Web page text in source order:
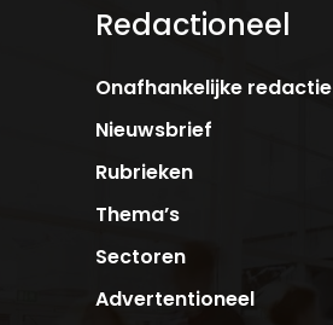
Redactioneel
Onafhankelijke redactie
Nieuwsbrief
Rubrieken
Thema’s
Sectoren
Advertentioneel